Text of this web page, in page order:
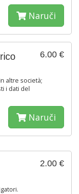
Naruči
6.00 €
altre società;
i dati del
Naruči
2.00 €